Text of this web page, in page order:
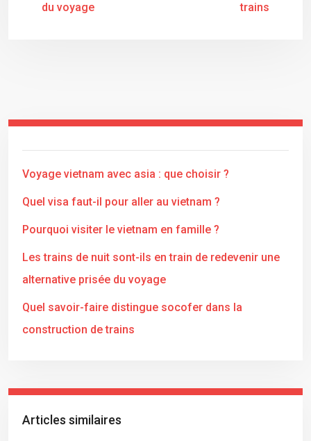
du voyage
trains
Voyage vietnam avec asia : que choisir ?
Quel visa faut-il pour aller au vietnam ?
Pourquoi visiter le vietnam en famille ?
Les trains de nuit sont-ils en train de redevenir une
alternative prisée du voyage
Quel savoir-faire distingue socofer dans la
construction de trains
Articles similaires